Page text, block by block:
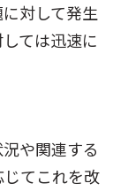
対して発生
ては迅速に
や関連する
てこれを改